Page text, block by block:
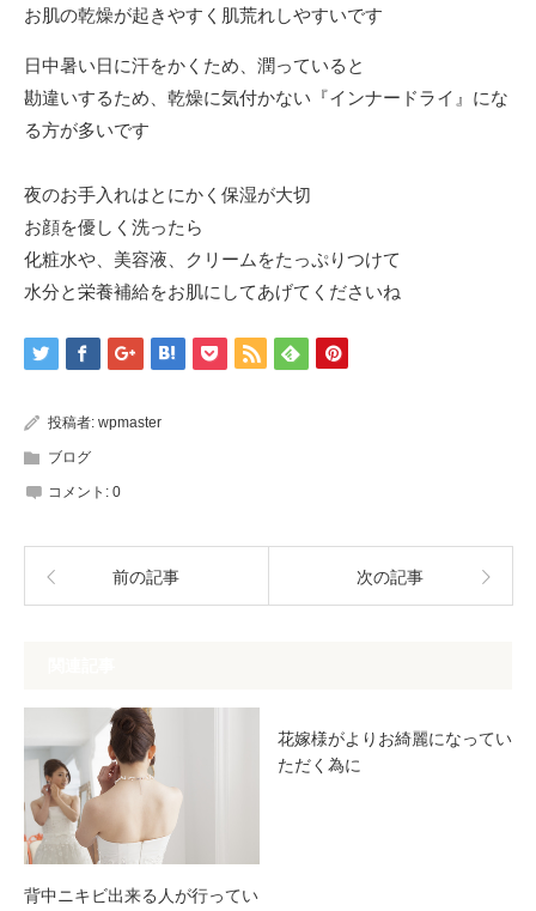
お肌の乾燥が起きやすく肌荒れしやすいです
日中暑い日に汗をかくため、潤っていると
勘違いするため、乾燥に気付かない『インナードライ』にな
る方が多いです
夜のお手入れはとにかく保湿が大切
お顔を優しく洗ったら
化粧水や、美容液、クリームをたっぷりつけて
水分と栄養補給をお肌にしてあげてくださいね
投稿者: wpmaster
ブログ
コメント: 0
前の記事 次の記事
背中ニキビ出来る人が行ってい
花嫁様がよりお綺麗になってい
ただく為に